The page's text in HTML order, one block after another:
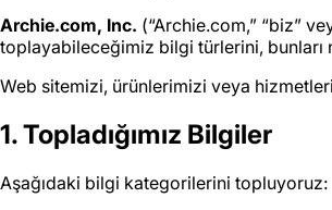
Archie.com, Inc. (“Archie.com,” “biz”
toplayabileceğimiz bilgi türlerini, bunları
Web sitemizi, ürünlerimizi veya
1. Topladığımız Bilgiler
Aşağıdaki bilgi kategorilerini topluyoruz: